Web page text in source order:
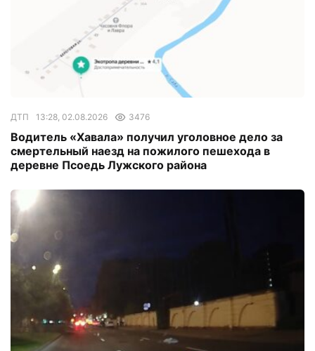
ДТП 13:28, 02.08.2026 3476
Водитель «Хавала» получил уголовное дело за
смертельный наезд на пожилого пешехода в
деревне Псоедь Лужского района